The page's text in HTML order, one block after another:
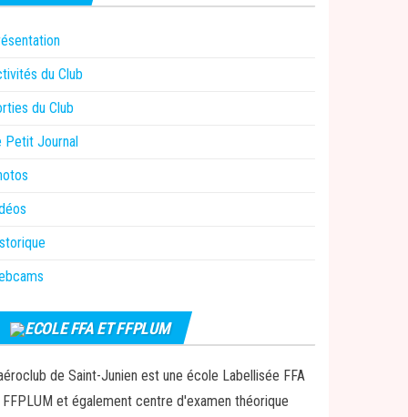
du Club
du Club
Petit Journal
ECOLE FFA ET FFPLUM
de Saint-Junien est une école Labellisée FFA
et également centre d'examen théorique